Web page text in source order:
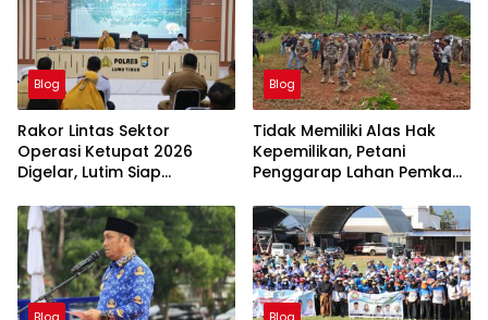
Blog
Rakor Lintas Sektor
Operasi Ketupat 2026
Digelar, Lutim Siap
Lebaran
Blog
Tidak Memiliki Alas Hak
Kepemilikan, Petani
Penggarap Lahan Pemkab
Ganti Rugi Tanah
Blog Blog